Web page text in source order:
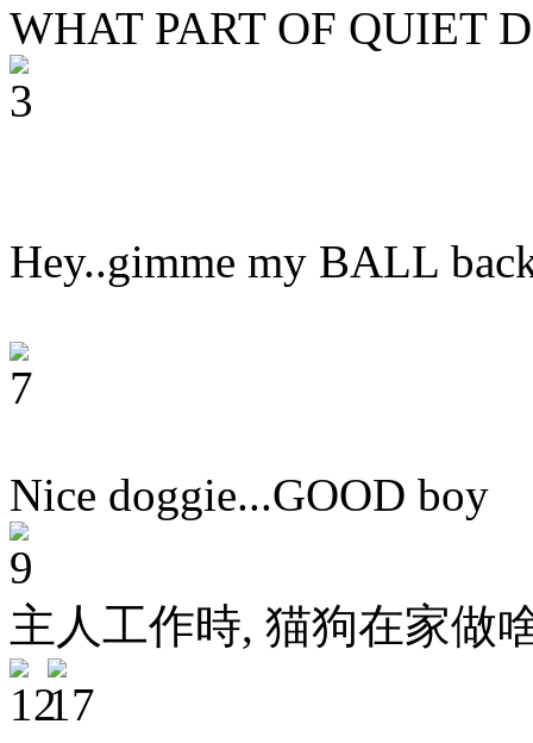
WHAT PART OF QUIET
Hey..gimme my BALL
Nice doggie...GOOD boy
主人工作時, 猫狗在家做